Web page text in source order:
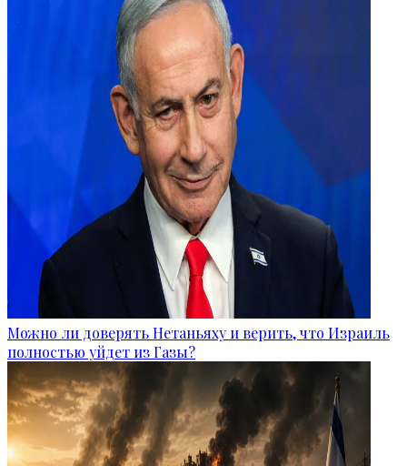
Можно ли доверять Нетаньяху и верить, что Израиль
полностью уйдет из Газы?